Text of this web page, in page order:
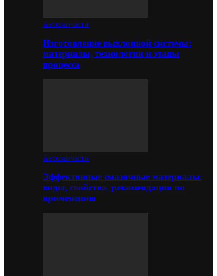
Автозапчасти
Изготовление выхлопной системы:
материалы, технологии и этапы
процесса
Автозапчасти
Эффективные смазочные материалы:
виды, свойства, рекомендации по
применению